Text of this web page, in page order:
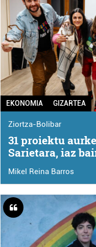
EKONOMIA GIZARTEA
Ziortza-Bolibar
31 proiektu
Sarietara, iaz
Mikel Reina Barros